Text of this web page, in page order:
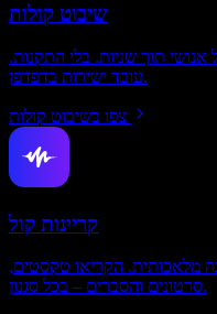
שיבוט קולות
אנושי תוך שניות. בלי התקנות.
עובד ישירות בדפדפן.
צפו בשיבוט קולות
קריינות קול
מלאכותית. הקריאו טקסטים,
סרטונים והסברים – בכל סגנון.